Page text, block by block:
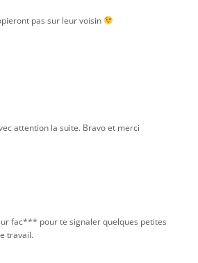
pas sur leur voisin
attention la suite. Bravo et merci
fac*** pour te signaler quelques petites
travail.